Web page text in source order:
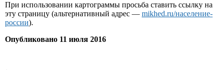
При использовании картограммы просьба ставить ссылку на
эту страницу (альтернативный адрес — mikhed.ru/население-
россии).
Опубликовано 11 июля 2016